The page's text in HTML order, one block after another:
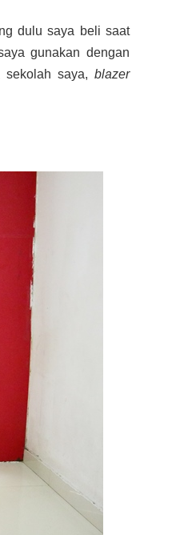
dulu saya beli saat
gunakan dengan
saya, blazer